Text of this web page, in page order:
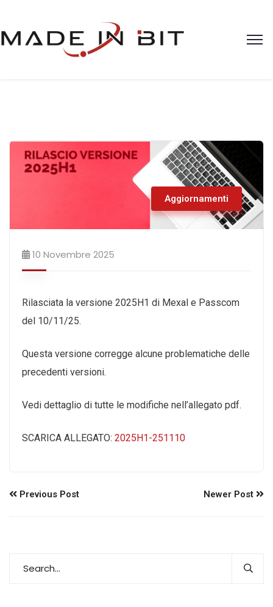
Aggiornamenti
10 Novembre 2025
Rilasciata la versione 2025H1 di Mexal e Passcom
del 10/11/25.
Questa versione corregge alcune problematiche delle
precedenti versioni.
Vedi dettaglio di tutte le modifiche nell’allegato pdf.
SCARICA ALLEGATO: 2025H1-251110
Previous Post Newer Post